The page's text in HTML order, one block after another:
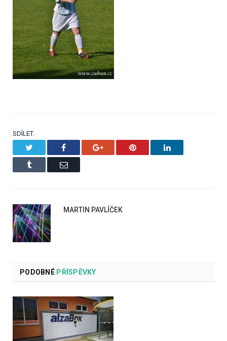
SDÍLET.
Facebook Google+ Pinterest LinkedIn
Tumblr Email
MARTIN PAVLÍČEK
PODOBNÉPŘÍSPĚVKY